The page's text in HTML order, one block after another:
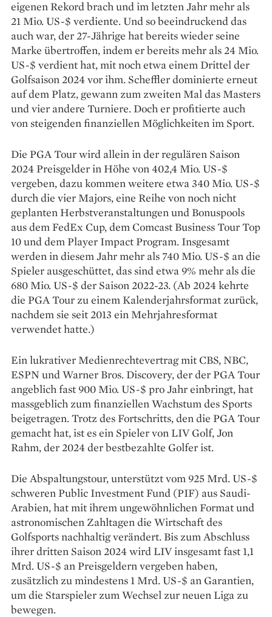
eigenen Rekord brach und im letzten Jahr mehr als
21 Mio. US-$ verdiente. Und so beeindruckend das
auch war, der 27-Jährige hat bereits wieder seine
Marke übertroffen, indem er bereits mehr als 24 Mio.
US-$ verdient hat, mit noch etwa einem Drittel der
Golfsaison 2024 vor ihm. Scheffler dominierte erneut
auf dem Platz, gewann zum zweiten Mal das Masters
und vier andere Turniere. Doch er profitierte auch
von steigenden finanziellen Möglichkeiten im Sport.
Die PGA Tour wird allein in der regulären Saison
2024 Preisgelder in Höhe von 402,4 Mio. US-$
vergeben, dazu kommen weitere etwa 340 Mio. US-$
durch die vier Majors, eine Reihe von noch nicht
geplanten Herbstveranstaltungen und Bonuspools
aus dem FedEx Cup, dem Comcast Business Tour Top
10 und dem Player Impact Program. Insgesamt
werden in diesem Jahr mehr als 740 Mio. US-$ an die
Spieler ausgeschüttet, das sind etwa 9% mehr als die
680 Mio. US-$ der Saison 2022-23. (Ab 2024 kehrte
die PGA Tour zu einem Kalenderjahrsformat zurück,
nachdem sie seit 2013 ein Mehrjahresformat
verwendet hatte.)
Ein lukrativer Medienrechtevertrag mit CBS, NBC,
ESPN und Warner Bros. Discovery, der der PGA Tour
angeblich fast 900 Mio. US-$ pro Jahr einbringt, hat
massgeblich zum finanziellen Wachstum des Sports
beigetragen. Trotz des Fortschritts, den die PGA Tour
gemacht hat, ist es ein Spieler von LIV Golf, Jon
Rahm, der 2024 der bestbezahlte Golfer ist.
Die Abspaltungstour, unterstützt vom 925 Mrd. US-$
schweren Public Investment Fund (PIF) aus Saudi-
Arabien, hat mit ihrem ungewöhnlichen Format und
astronomischen Zahltagen die Wirtschaft des
Golfsports nachhaltig verändert. Bis zum Abschluss
ihrer dritten Saison 2024 wird LIV insgesamt fast 1,1
Mrd. US-$ an Preisgeldern vergeben haben,
zusätzlich zu mindestens 1 Mrd. US-$ an Garantien,
um die Starspieler zum Wechsel zur neuen Liga zu
bewegen.